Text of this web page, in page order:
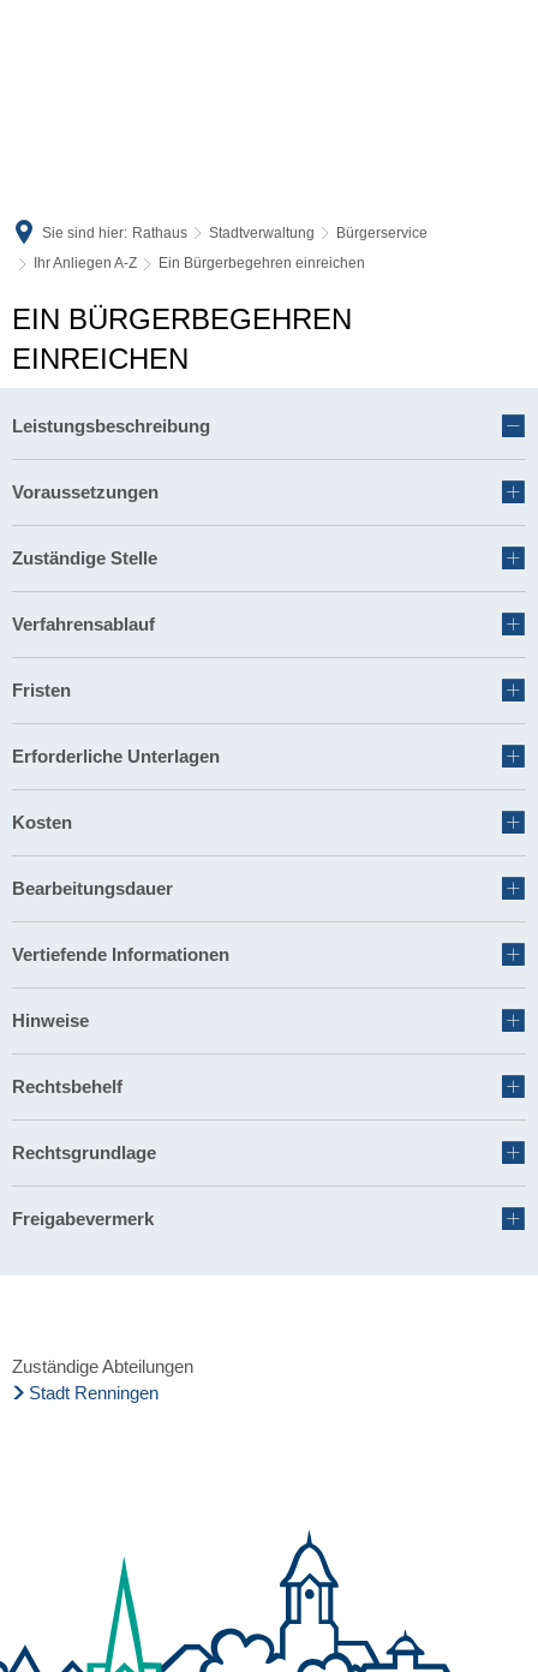
Sie sind hier: Rathaus Stadtverwaltung
Bürgerservice
Ihr Anliegen A-Z
Ein Bürgerbegehren einreichen
EIN BÜRGERBEGEHREN
EINREICHEN
Leistungsbeschreibung
Voraussetzungen
Zuständige Stelle
Verfahrensablauf
Fristen
Erforderliche Unterlagen
Kosten
Bearbeitungsdauer
Vertiefende Informationen
Hinweise
Rechtsbehelf
Rechtsgrundlage
Freigabevermerk
Zuständige Abteilungen
Stadt Renningen